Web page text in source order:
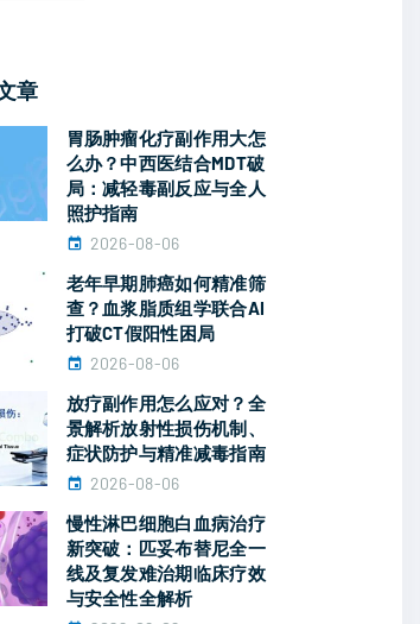
章
胃肠肿瘤化疗副作用大怎
么办？中西医结合MDT破
局：减轻毒副反应与全人
照护指南
2026-08-06
老年早期肺癌如何精准筛
查？血浆脂质组学联合AI
打破CT假阳性困局
2026-08-06
放疗副作用怎么应对？全
景解析放射性损伤机制、
症状防护与精准减毒指南
2026-08-06
慢性淋巴细胞白血病治疗
新突破：匹妥布替尼全一
线及复发难治期临床疗效
与安全性全解析